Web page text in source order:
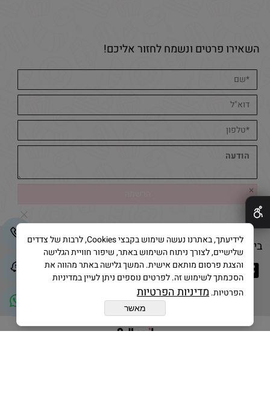
השאירו פרטים ונשמח לחזור אליכם!
בייק אנד קייק © 2025 All Rights Reserved
✕
לידיעתך, באתרנו נעשה שימוש בקבצי Cookies, לרבות של צדדים
שלישיים, לצורך ניתוח השימוש באתר, שיפור חוויית הגלישה
והצגת פרסום מותאם אישית. המשך גלישה באתר מהווה את
הסכמתך לשימוש זה. לפרטים נוספים ניתן לעיין במדיניות
הפרטיות.מדיניות הפרטיות
מאשר